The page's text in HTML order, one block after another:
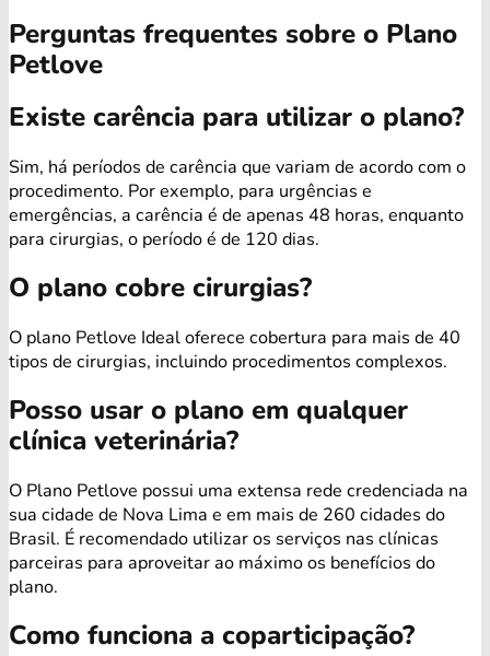
Perguntas frequentes sobre o Plano
Petlove
Existe carência para utilizar o plano?
Sim, há períodos de carência que variam de acordo com o
procedimento. Por exemplo, para urgências e
emergências, a carência é de apenas 48 horas, enquanto
para cirurgias, o período é de 120 dias.
O plano cobre cirurgias?
O plano Petlove Ideal oferece cobertura para mais de 40
tipos de cirurgias, incluindo procedimentos complexos.
Posso usar o plano em qualquer
clínica veterinária?
O Plano Petlove possui uma extensa rede credenciada na
sua cidade de Nova Lima e em mais de 260 cidades do
Brasil. É recomendado utilizar os serviços nas clínicas
parceiras para aproveitar ao máximo os benefícios do
plano.
Como funciona a coparticipação?